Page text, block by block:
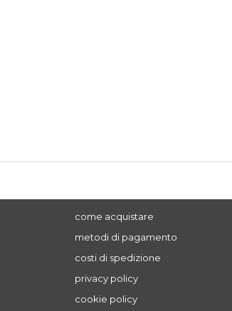
come acquistare
metodi di pagamento
costi di spedizione
privacy policy
cookie policy